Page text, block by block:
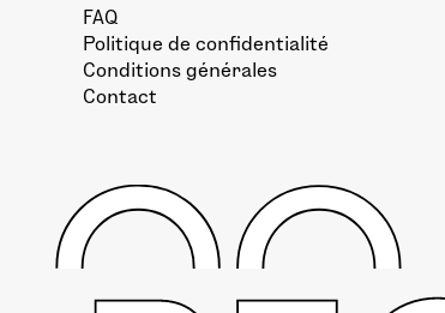
FAQ
Politique de confidentialité
Conditions générales
Contact